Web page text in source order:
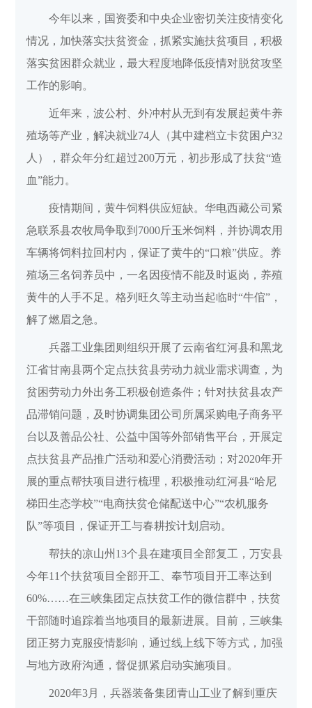
今年以来，国资委和中央企业密切关注疫情变化
情况，加快落实扶贫资金，抓紧实施扶贫项目，积极
落实贫困群众就业，最大程度地降低疫情对脱贫攻坚
工作的影响。
近年来，波公村、外冲村从无到有发展起黄牛养
殖场等产业，解决就业74人（其中建档立卡贫困户32
人），群众年分红超过200万元，初步形成了扶贫“造
血”能力。
疫情期间，黄牛饲料供应短缺。华电西藏公司紧
急联系县农牧局争取到7000斤玉米饲料，并协调农用
车辆将饲料拉回村内，保证了黄牛的“口粮”供应。养
殖场三名饲养员中，一名因疫情不能及时返岗，养殖
黄牛的人手不足。格列旺久等主动当起临时“牛倌”，
解了燃眉之急。
兵器工业集团则组织开展了云南省红河县和黑龙
江省甘南县两个定点扶贫县劳动力就业需求调查，为
贫困劳动力外出务工积极创造条件；针对扶贫县农产
品滞销问题，及时协调集团公司所属采购电子商务平
台以及善品公社、公益中国等外部销售平台，开展定
点扶贫县产品推广活动和爱心消费活动；对2020年开
展的重点帮扶项目进行梳理，积极推动红河县“哈尼
梯田生态学校”“电商扶贫仓储配送中心”“农机服务
队”等项目，保证开工与春耕按计划启动。
帮扶的凉山州13个县在建项目全部复工，万安县
今年11个扶贫项目全部开工、奉节项目开工率达到
60%……在三峡集团定点扶贫工作的微信群中，扶贫
干部随时追踪着当地项目的最新进展。目前，三峡集
团正努力克服疫情影响，通过线上线下等方式，加强
与地方政府沟通，督促抓紧启动实施项目。
2020年3月，兵器装备集团青山工业了解到重庆